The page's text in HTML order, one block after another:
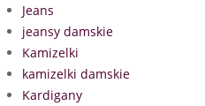
Jeans
jeansy damskie
Kamizelki
kamizelki damskie
Kardigany